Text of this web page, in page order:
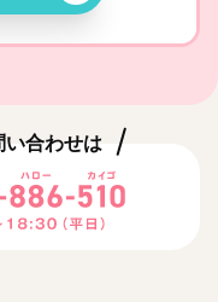
い合わせは